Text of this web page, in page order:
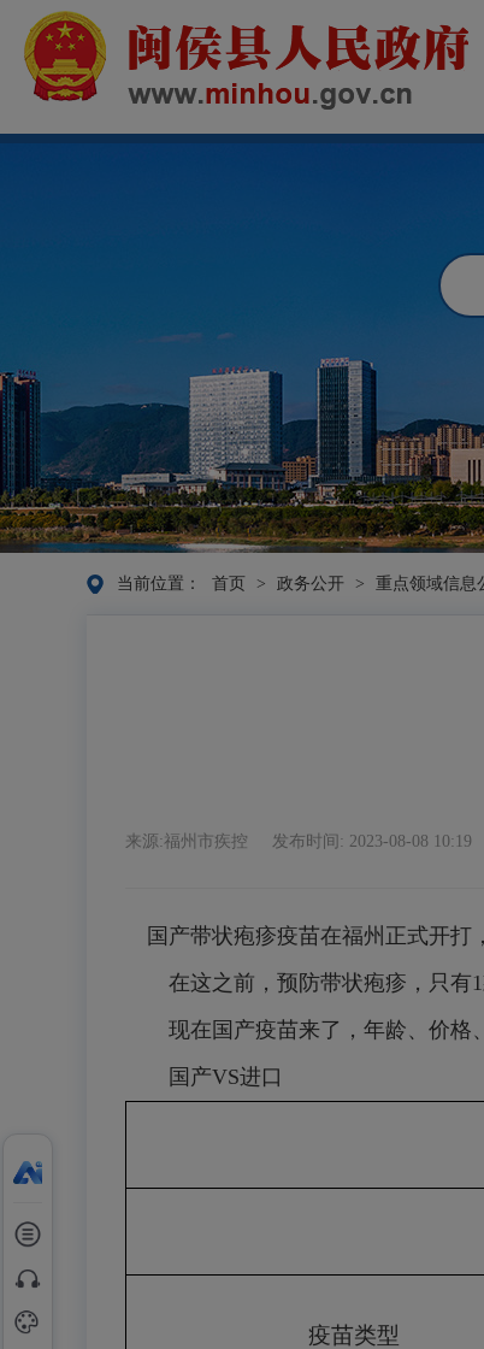
当前位置： 首页 > 政务公开 > 重点领域信息
来源:福州市疾控 发布时间: 2023-08-08 10:19
国产带状疱疹疫苗在福州正式开打
在这之前，预防带状疱疹，只有
现在国产疫苗来了，年龄、价格
国产VS进口
疫苗类型